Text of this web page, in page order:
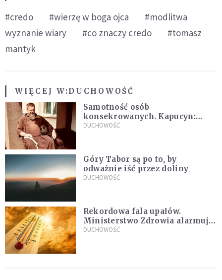
#credo #wierzę w boga ojca
#modlitwa
wyznanie wiary
#co znaczy credo
#tomasz
mantyk
WIĘCEJ W:DUCHOWOŚĆ
Samotność osób
konsekrowanych. Kapucyn:
Życie w pojedynkę rzadko jest
DUCHOWOŚĆ
Góry Tabor są po to, by
odważnie iść przez doliny
DUCHOWOŚĆ
Rekordowa fala upałów.
Ministerstwo Zdrowia alarmuje
po doświadczeniach z czerwca
DUCHOWOŚĆ